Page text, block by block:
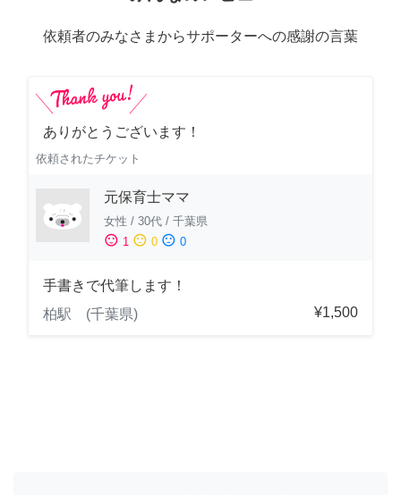
依頼者のみなさまからサポーターへの感謝の言葉
ありがとうございます！
依頼されたチケット
元保育士ママ
女性 / 30代 / 千葉県
sentiment_satisfied 1 sentiment_neutral 0 sentiment_dissatisfied 0
手書きで代筆します！
柏駅 (千葉県)
¥1,500